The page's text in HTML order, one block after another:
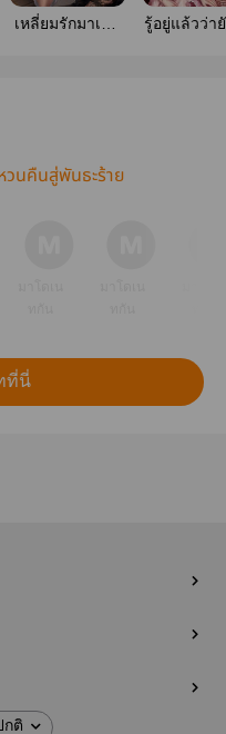
เหลี่ยมรักมาเฟีย
รู้อยู่แล้วว่า
วนคืนสู่พันธะร้าย
ที่นี่
กติ